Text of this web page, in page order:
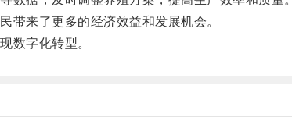
来了更多的经济效益和发展机会。
数字化转型。